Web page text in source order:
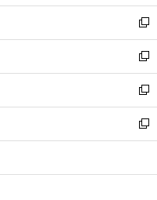
開
く
ウ
で
開
く
ン
ド
ウ
で
開
く
ウ
ィ
ン
ド
ウ
で
開
く
し
い
ウ
ィ
ン
ド
ウ
で
開
新
し
い
ウ
ィ
ン
ド
ウ
開
新
し
い
ウ
ィ
ン
ウ
新
し
い
ウ
ン
新
し
ウ